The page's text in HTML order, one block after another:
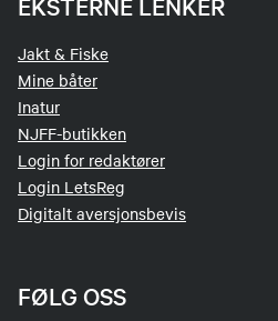
Jakt & Fiske
Mine båter
Inatur
NJFF-butikken
Login for redaktører
Login LetsReg
Digitalt aversjonsbevis
FØLG OSS